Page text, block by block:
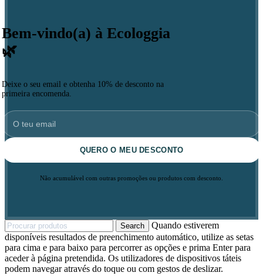
Bem-vindo(a) à Ecologgia
🌿
Deixe o seu email e obtenha 10% de desconto na
primeira encomenda.
QUERO O MEU DESCONTO
Não acumulável com outras promoções ou produtos com desconto.
Search
Quando estiverem
disponíveis resultados de preenchimento automático, utilize as setas
para cima e para baixo para percorrer as opções e prima Enter para
aceder à página pretendida. Os utilizadores de dispositivos táteis
podem navegar através do toque ou com gestos de deslizar.